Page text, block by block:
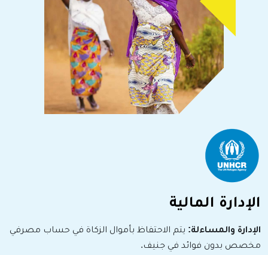
الإدارة المالية
الإدارة والمساءلة: يتم الاحتفاظ بأموال الزكاة في حساب مصرفي
مخصص بدون فوائد في جنيف.